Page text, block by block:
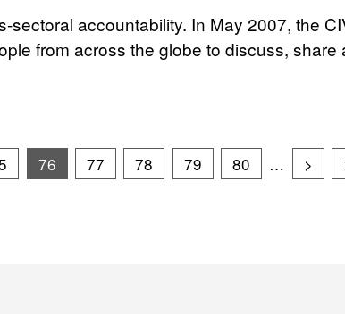
accountability. In May 2007, the
from across the globe to discuss,
76 77 78 79 80 … >